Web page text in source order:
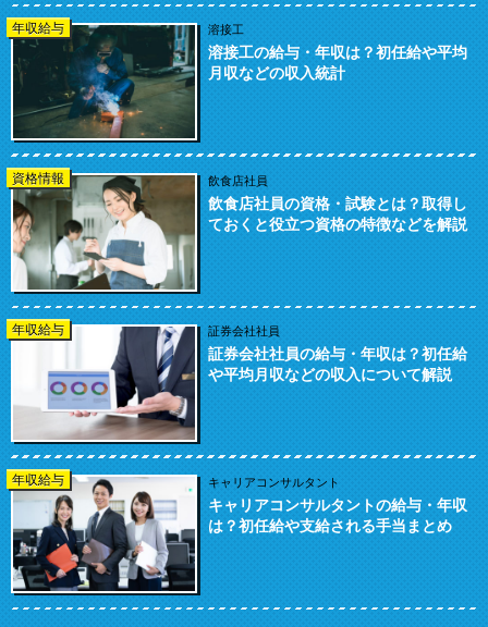
年収給与 溶接工
溶接工の給与・年収は？初任給や平均
月収などの収入統計
資格情報 飲食店社員
飲食店社員の資格・試験とは？取得し
ておくと役立つ資格の特徴などを解説
年収給与 証券会社社員
証券会社社員の給与・年収は？初任給
や平均月収などの収入について解説
年収給与 キャリアコンサルタント
キャリアコンサルタントの給与・年収
は？初任給や支給される手当まとめ